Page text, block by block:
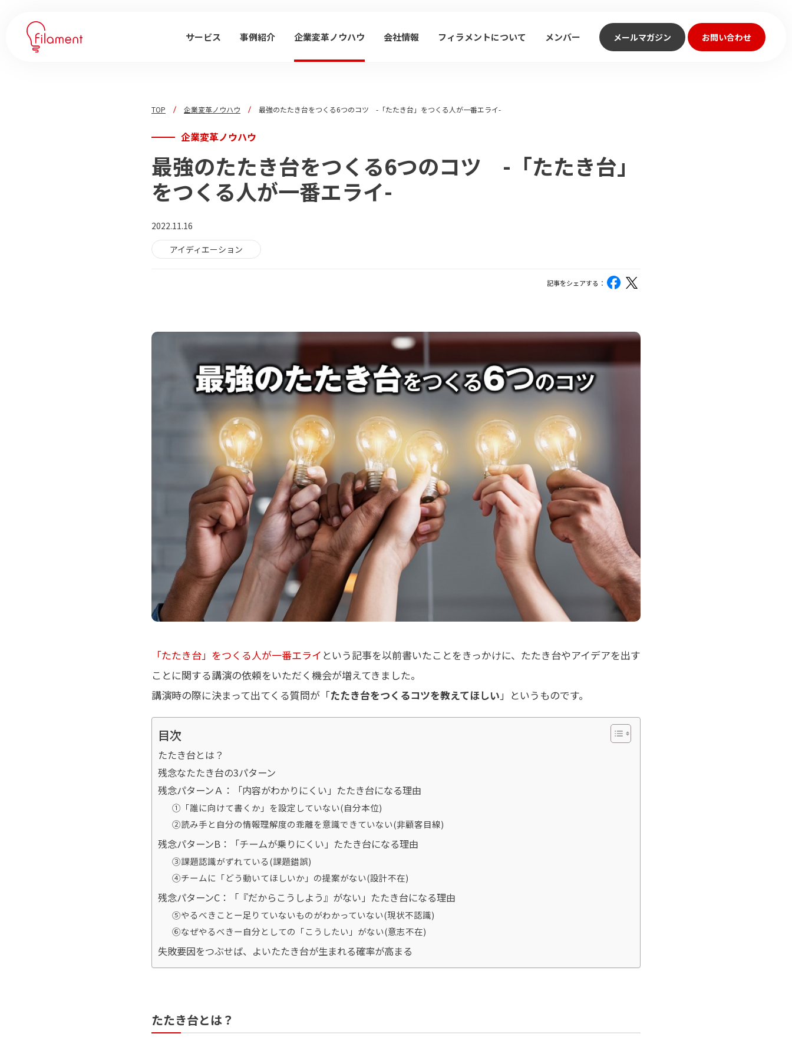
サービス 事例紹介 企業変革ノウハウ 会社情報 フィラメントについて メンバー メールマガジン お問い合わせ
TOP 企業変革ノウハウ 最強のたたき台をつくる6つのコツ -「たたき台」をつくる人が一番エライ-
企業変革ノウハウ
最強のたたき台をつくる6つのコツ -「たたき台」
をつくる人が一番エライ-
2022.11.16
アイディエーション
記事をシェアする：
「たたき台」をつくる人が一番エライ という記事を以前書いたことをきっかけに、たたき台やアイデアを出す
ことに関する講演の依頼をいただく機会が増えてきました。
講演時の際に決まって出てくる質問が「たたき台をつくるコツを教えてほしい」というものです。
目次
たたき台とは？
残念なたたき台の3パターン
残念パターンＡ：「内容がわかりにくい」たたき台になる理由
①「誰に向けて書くか」を設定していない(自分本位)
②読み手と自分の情報理解度の乖離を意識できていない(非顧客目線)
残念パターンB：「チームが乗りにくい」たたき台になる理由
③課題認識がずれている(課題錯誤)
④チームに「どう動いてほしいか」の提案がない(設計不在)
残念パターンC：「『だからこうしよう』がない」たたき台になる理由
⑤やるべきことー足りていないものがわかっていない(現状不認識)
⑥なぜやるべきー自分としての「こうしたい」がない(意志不在)
失敗要因をつぶせば、よいたたき台が生まれる確率が高まる
たたき台とは？